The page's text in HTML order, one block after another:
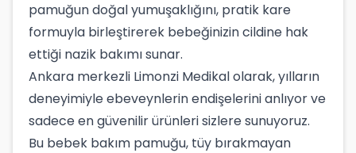
pamuğun doğal yumuşaklığını, pratik kare
formuyla birleştirerek bebeğinizin cildine hak
ettiği nazik bakımı sunar.
Ankara merkezli Limonzi Medikal olarak, yılların
deneyimiyle ebeveynlerin endişelerini anlıyor ve
sadece en güvenilir ürünleri sizlere sunuyoruz.
Bu bebek bakım pamuğu, tüy bırakmayan